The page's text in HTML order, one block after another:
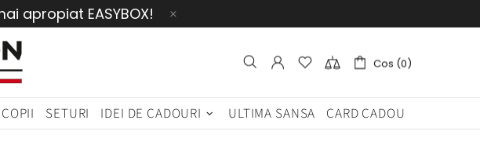
apropiat EASYBOX!
Cos (0)
COPII SETURI IDEI DE CADOURI ULTIMA SANSA CARD CADOU